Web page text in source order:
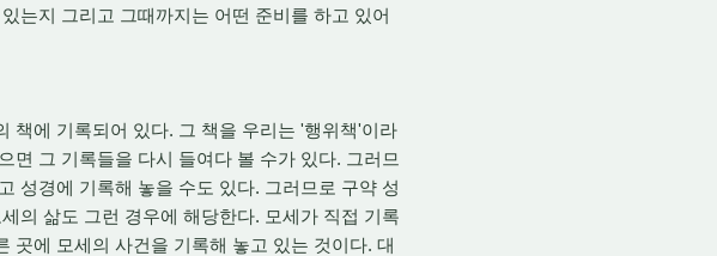
는지 그리고 그때까지는 어떤 준비를 하고 있어
책에 기록되어 있다. 그 책을 우리는 '행위책'이라
면 그 기록들을 다시 들여다 볼 수가 있다. 그러므
성경에 기록해 놓을 수도 있다. 그러므로 구약 성
의 삶도 그런 경우에 해당한다. 모세가 직접 기록
곳에 모세의 사건을 기록해 놓고 있는 것이다. 대